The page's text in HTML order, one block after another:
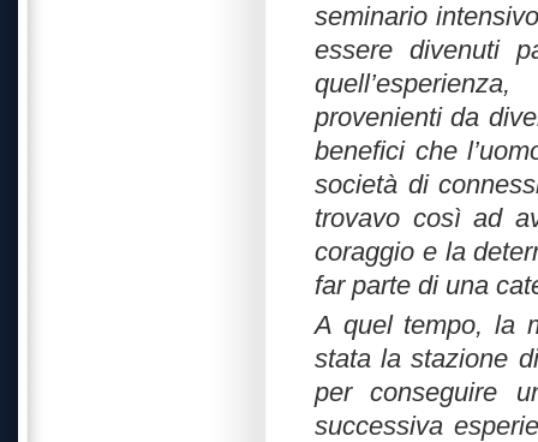
seminario
essere divenuti
provenienti da
benefici che
società di
trovavo così ad
coraggio e la
far parte di una
A quel tempo, la
stata la stazione
per conseguire
successiva